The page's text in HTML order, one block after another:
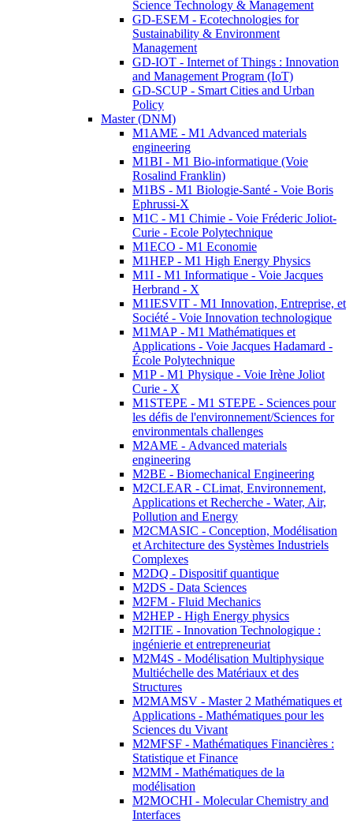
Science Technology & Management
GD-ESEM - Ecotechnologies for
Sustainability & Environment
Management
GD-IOT - Internet of Things : Innovation
and Management Program (IoT)
GD-SCUP - Smart Cities and Urban
Policy
Master (DNM)
M1AME - M1 Advanced materials
engineering
M1BI - M1 Bio-informatique (Voie
Rosalind Franklin)
M1BS - M1 Biologie-Santé - Voie Boris
Ephrussi-X
M1C - M1 Chimie - Voie Fréderic Joliot-
Curie - Ecole Polytechnique
M1ECO - M1 Economie
M1HEP - M1 High Energy Physics
M1I - M1 Informatique - Voie Jacques
Herbrand - X
M1IESVIT - M1 Innovation, Entreprise, et
Société - Voie Innovation technologique
M1MAP - M1 Mathématiques et
Applications - Voie Jacques Hadamard -
École Polytechnique
M1P - M1 Physique - Voie Irène Joliot
Curie - X
M1STEPE - M1 STEPE - Sciences pour
les défis de l'environnement/Sciences for
environmentals challenges
M2AME - Advanced materials
engineering
M2BE - Biomechanical Engineering
M2CLEAR - CLimat, Environnement,
Applications et Recherche - Water, Air,
Pollution and Energy
M2CMASIC - Conception, Modélisation
et Architecture des Systèmes Industriels
Complexes
M2DQ - Dispositif quantique
M2DS - Data Sciences
M2FM - Fluid Mechanics
M2HEP - High Energy physics
M2ITIE - Innovation Technologique :
ingénierie et entrepreneuriat
M2M4S - Modélisation Multiphysique
Multiéchelle des Matériaux et des
Structures
M2MAMSV - Master 2 Mathématiques et
Applications - Mathématiques pour les
Sciences du Vivant
M2MFSF - Mathématiques Financières :
Statistique et Finance
M2MM - Mathématiques de la
modélisation
M2MOCHI - Molecular Chemistry and
Interfaces